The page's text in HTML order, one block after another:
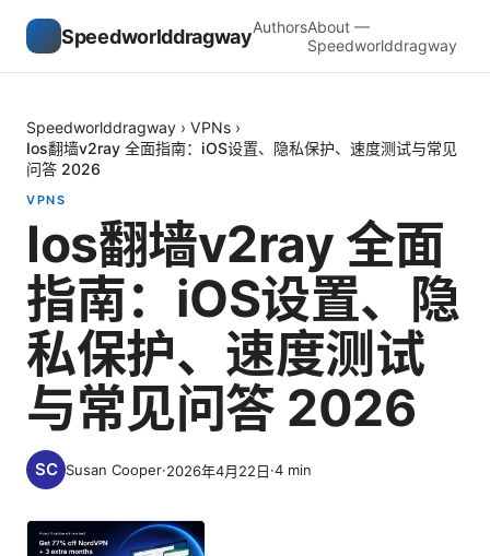
SpeedworlddragwayAuthorsAbout —
Speedworlddragway
Speedworlddragway › VPNs ›
Ios翻墙v2ray 全面指南：iOS设置、隐私保护、速度测试与常见
问答 2026
VPNS
Ios翻墙v2ray 全面
指南：iOS设置、隐
私保护、速度测试
与常见问答 2026
Susan Cooper·2026年4月22日·4 min